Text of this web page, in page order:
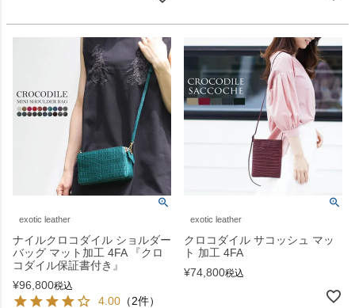
exotic leather
ナイルクロコダイル ショルダー
バッグ マット加工 4FA 『クロ
コダイル保証書付き』
¥96,800税込
4.00 （2件）
exotic leather
クロコダイル サコッシュ マッ
ト 加工 4FA
¥74,800税込